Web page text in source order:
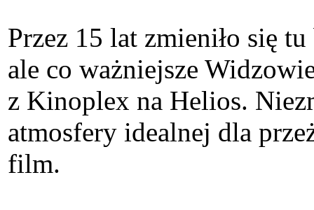
Przez 15 lat zmieniło się
ale co ważniejsze
z Kinoplex na Helios.
atmosfery idealnej dla
film.